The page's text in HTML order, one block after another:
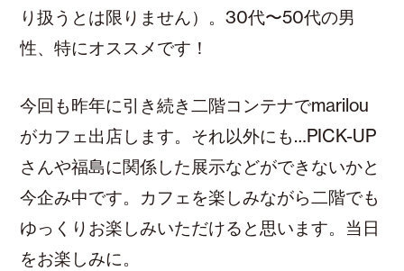
り扱うとは限りません）。30代〜50代の男
性、特にオススメです！
今回も昨年に引き続き二階コンテナでmarilou
がカフェ出店します。それ以外にも…PICK-UP
さんや福島に関係した展示などができないかと
今企み中です。カフェを楽しみながら二階でも
ゆっくりお楽しみいただけると思います。当日
をお楽しみに。